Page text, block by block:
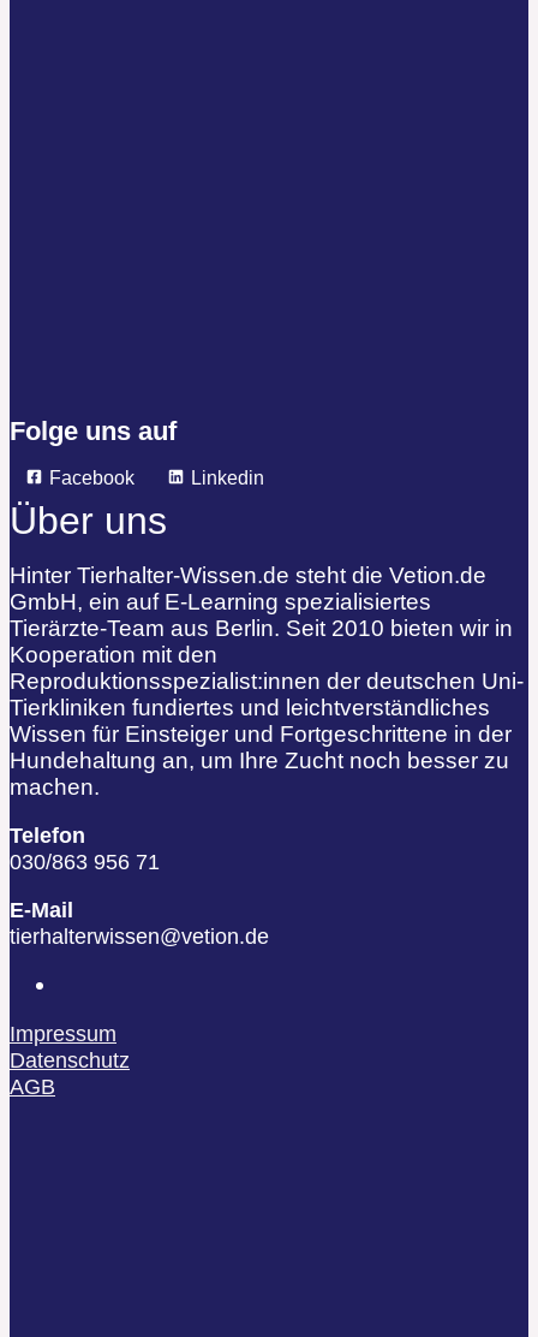
Folge uns auf
Facebook Linkedin
Über uns
Hinter Tierhalter-Wissen.de steht die Vetion.de
GmbH, ein auf E-Learning spezialisiertes
Tierärzte-Team aus Berlin. Seit 2010 bieten wir in
Kooperation mit den
Reproduktionsspezialist:innen der deutschen Uni-
Tierkliniken fundiertes und leichtverständliches
Wissen für Einsteiger und Fortgeschrittene in der
Hundehaltung an, um Ihre Zucht noch besser zu
machen.
Telefon
030/863 956 71
E-Mail
tierhalterwissen@vetion.de
Impressum
Datenschutz
AGB